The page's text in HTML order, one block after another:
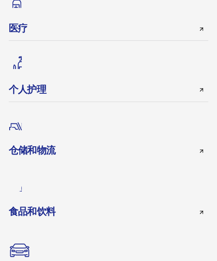
医疗
个人护理
仓储和物流
食品和饮料